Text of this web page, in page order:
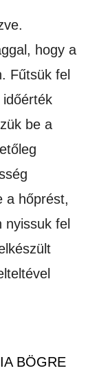
hogy a
Fűtsük fel
be a
a hőprést,
fel